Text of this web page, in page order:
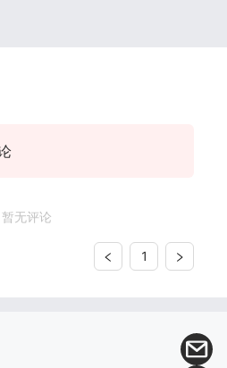
暂无评论
1